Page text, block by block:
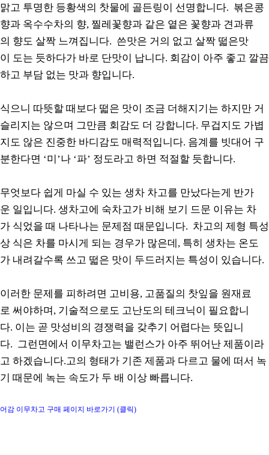
맑고 투명한 등황색의 찻물에 골든링이 선명합니다. 볶은콩
향과 옥수수차의 향, 찔레꽃향과 같은 옅은 꽃향과 견과류
의 향도 살짝 느껴집니다. 쓴맛은 거의 없고 살짝 떫은맛
이 도는 듯하다가 바로 단맛이 납니다. 회감이 아주 좋고 깔끔
하고 부담 없는 맛과 향입니다.
식으니 따뜻할 때보다 떫은 맛이 조금 더해지기는 하지만 거
슬리지는 않으며 그만큼 회감도 더 강합니다. 무겁지도 가볍
지도 않은 진중한 바디감도 매력적입니다. 음계를 빗대어 구
분한다면 ‘미’나 ‘파’ 정도라고 하면 적절할 듯합니다.
무엇보다 쉽게 마실 수 있는 생차 차고를 만났다는게 반가
운 일입니다. 생차고에 숙차고가 비해 보기 드문 이유는 차
가 식었을 때 나타나는 문제점 때문입니다. 차고의 제형 특성
상 식은 차를 마시게 되는 경우가 많은데, 특히 생차는 온도
가 내려갈수록 쓰고 떫은 맛이 두드러지는 특성이 있습니다.
이러한 문제를 피하려면 고비용, 고품질의 찻잎을 원재료
로 써야하며, 기술적으로도 고난도의 테크닉이 필요합니
다. 이는 곧 맛성비의 경쟁력을 갖추기 어렵다는 뜻입니
다. 그런면에서 이무차고는 밸런스가 아주 뛰어난 제품이라
고 하겠습니다.고의 형태가 기존 제품과 다르고 물에 떠서 녹
기 때문에 녹는 속도가 두 배 이상 빠릅니다.
어감 이무차고 구매 페이지 바로가기 (클릭)